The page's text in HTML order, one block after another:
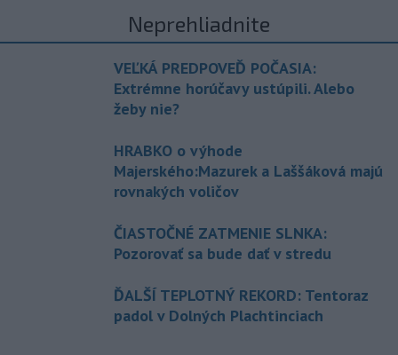
Neprehliadnite
VEĽKÁ PREDPOVEĎ POČASIA:
Extrémne horúčavy ustúpili. Alebo
žeby nie?
HRABKO o výhode
Majerského:Mazurek a Laššáková majú
rovnakých voličov
ČIASTOČNÉ ZATMENIE SLNKA:
Pozorovať sa bude dať v stredu
ĎALŠÍ TEPLOTNÝ REKORD: Tentoraz
padol v Dolných Plachtinciach